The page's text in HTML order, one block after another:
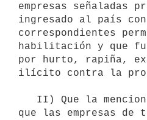
empresas señaladas
ingresado al país
correspondientes
habilitación y que
por hurto, rapiña,
ilícito contra la
que las empresas de